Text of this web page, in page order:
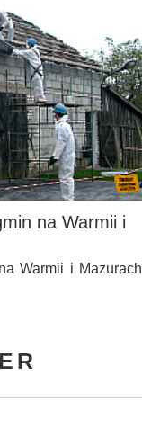
na Warmii i
Warmii i Mazurach